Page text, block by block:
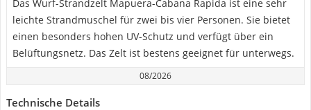
Das Wurf-Strandzelt Mapuera-Cabana Rapida ist eine sehr
leichte Strandmuschel für zwei bis vier Personen. Sie bietet
einen besonders hohen UV-Schutz und verfügt über ein
Belüftungsnetz. Das Zelt ist bestens geeignet für unterwegs.
08/2026
Technische Details